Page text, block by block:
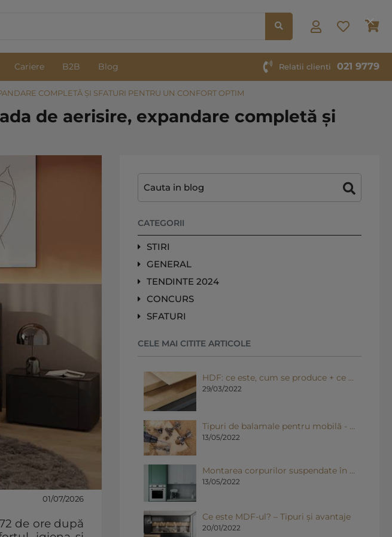
Cariere B2B Blog Relatii clienti 021 9779
COMPLETĂ ȘI SFATURI PENTRU UN CONFORT OPTIM
de aerisire, expandare completă și
01/07/2026
de ore după
CATEGORII
STIRI
GENERAL
TENDINTE 2024
CONCURS
SFATURI
CELE MAI CITITE ARTICOLE
HDF: ce este, cum se produce + ce avantaje prezintă
29/03/2022
Tipuri de balamale pentru mobilă - Informații utile pentru proiecte de DIY
13/05/2022
Montarea corpurilor suspendate în bucătărie - Informații utile
13/05/2022
Ce este MDF-ul? – Tipuri și avantaje
20/01/2022
Close
Bar